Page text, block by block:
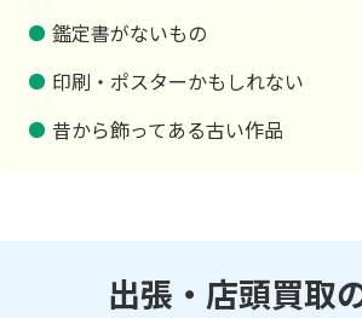
鑑定書がないもの
印刷・ポスターかもしれない
昔から飾ってある古い作品
出張・店頭買取